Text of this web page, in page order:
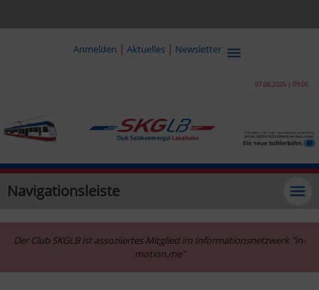
Anmelden | Aktuelles | Newsletter
07.08.2026 | 09:05
Navigationsleiste
Der Club SKGLB ist assoziiertes Mitglied im Informationsnetzwerk "in-
motion.me"